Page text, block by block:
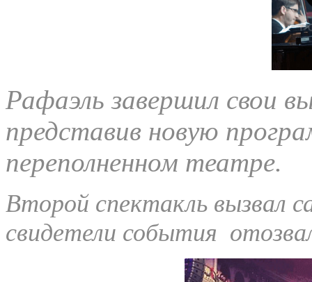
Рафаэль завершил свои
представив новую
переполненном театре.
Второй спектакль вызвал
свидетели события